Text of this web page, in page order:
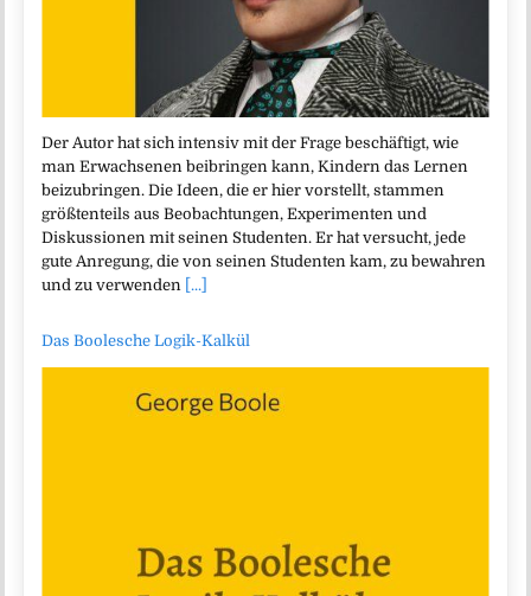
Der Autor hat sich intensiv mit der Frage beschäftigt, wie
man Erwachsenen beibringen kann, Kindern das Lernen
beizubringen. Die Ideen, die er hier vorstellt, stammen
größtenteils aus Beobachtungen, Experimenten und
Diskussionen mit seinen Studenten. Er hat versucht, jede
gute Anregung, die von seinen Studenten kam, zu bewahren
und zu verwenden [...]
Das Boolesche Logik-Kalkül